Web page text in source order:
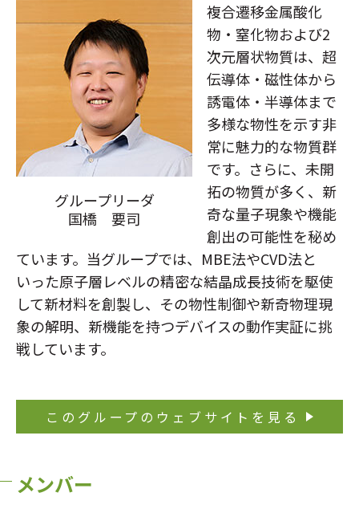
特定分野の研究センタ一覧
NTT知的財産センタ
グループリーダ
国橋 要司
複合遷移金属酸化
物・窒化物および2
次元層状物質は、超
伝導体・磁性体から
誘電体・半導体まで
多様な物性を示す非
常に魅力的な物質群
です。さらに、未開
拓の物質が多く、新
奇な量子現象や機能
創出の可能性を秘め
ています。当グループでは、MBE法やCVD法と
いった原子層レベルの精密な結晶成長技術を駆使
して新材料を創製し、その物性制御や新奇物理現
象の解明、新機能を持つデバイスの動作実証に挑
戦しています。
このグループのウェブサイトを見る
メンバー